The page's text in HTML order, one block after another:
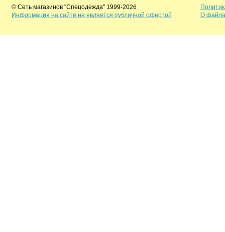
© Сеть магазинов "Спецодежда" 1999-2026
Информация на сайте не является публичной офертой
О